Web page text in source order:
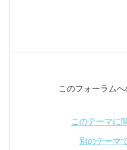
このフォーラム
このテーマに
別のテーマ